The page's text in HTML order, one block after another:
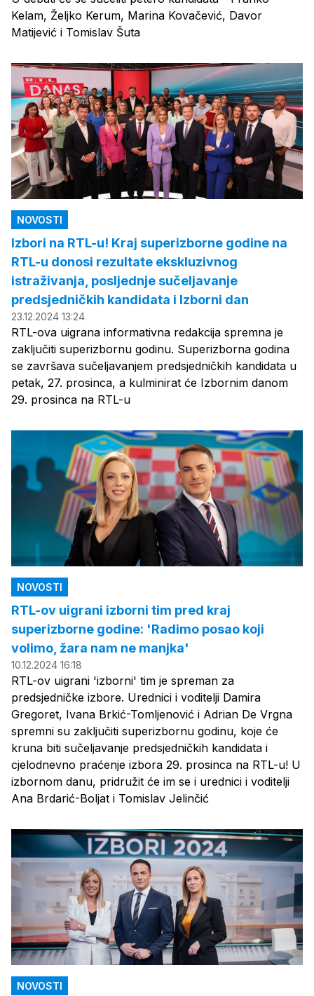
Kelam, Željko Kerum, Marina Kovačević, Davor
Matijević i Tomislav Šuta
NOVOSTI
Izbori na RTL-u! Kraj superizborne godine na
RTL-u donosi rezultate ekskluzivnog
istraživanja, posljednje sučeljavanje
predsjedničkih kandidata i Izborni dan
23.12.2024 13:24
RTL-ova uigrana informativna redakcija spremna je
zaključiti superizbornu godinu. Superizborna godina
se završava sučeljavanjem predsjedničkih kandidata u
petak, 27. prosinca, a kulminirat će Izbornim danom
29. prosinca na RTL-u
NOVOSTI
RTL-ov uigrani izborni tim pred kraj
superizborne godine: 'Radimo posao koji
volimo, žara nam ne manjka'
10.12.2024 16:18
RTL-ov uigrani 'izborni' tim je spreman za
predsjedničke izbore. Urednici i voditelji Damira
Gregoret, Ivana Brkić-Tomljenović i Adrian De Vrgna
spremni su zaključiti superizbornu godinu, koje će
kruna biti sučeljavanje predsjedničkih kandidata i
cjelodnevno praćenje izbora 29. prosinca na RTL-u! U
izbornom danu, pridružit će im se i urednici i voditelji
Ana Brdarić-Boljat i Tomislav Jelinčić
NOVOSTI